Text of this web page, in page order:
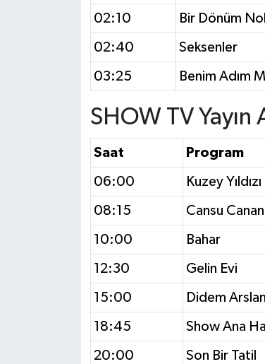
02:10 Bir Dönüm
02:40 Seksenler
03:25 Benim Adım
SHOW TV Yayın
Saat Program
06:00 Kuzey
08:15 Cansu
10:00 Bahar
12:30 Gelin Evi
15:00 Didem
18:45 Show Ana
20:00 Son Bir Tatil